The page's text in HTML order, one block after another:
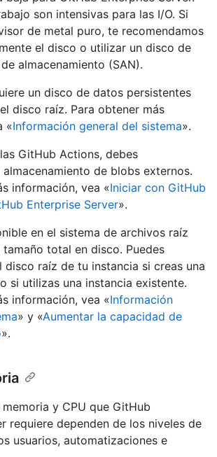
son intensivas para las I/O. Si
de metal puro, te recomendamos
el disco o utilizar un disco de
almacenamiento (SAN).
un disco de datos persistentes
disco raíz. Para obtener más
«Información general del sistema».
GitHub Actions, debes
de blobs externos.
información, vea «Iniciar con GitHub
Enterprise Server».
en el sistema de archivos raíz
tamaño total en disco. Puedes
disco raíz de tu instancia si creas una
si utilizas una instancia existente.
información, vea «Información
» y «Aumentar la capacidad de
».
y CPU que GitHub
requiere dependen de los niveles de
usuarios, automatizaciones e